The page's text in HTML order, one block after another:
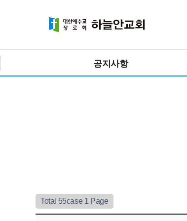
공지사항
Total 55case 1 Page